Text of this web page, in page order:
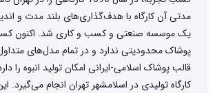
مدتی آن کارگاه با هدف‌گذاری‌های بلند مدت و
یک موسسه صنعتی و کسب و کاری شد. اکنون
پوشاک محدودیتی ندارد و در تمام مدل‌های متداول
قالب پوشاک اسلامی-ایرانی امکان تولید انبوه را
کارگاه تولیدی در اسلامشهر تهران انجام می‌گیرد.